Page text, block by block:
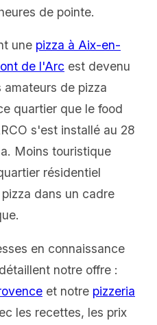
de pointe.
une pizza à Aix-en-
de l'Arc est devenu
amateurs de pizza
quartier que le food
s'est installé au 28
Moins touristique
résidentiel
dans un cadre
en connaissance
notre offre :
et notre pizzeria
les recettes, les prix